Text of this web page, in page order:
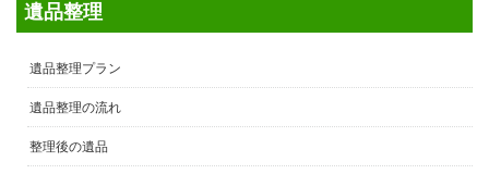
遺品整理
遺品整理プラン
遺品整理の流れ
整理後の遺品